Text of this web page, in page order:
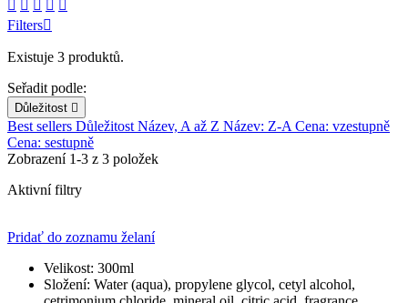
    
Filters
Existuje 3 produktů.
Seřadit podle:
Důležitost 
Best sellers Důležitost Název, A až Z Název: Z-A Cena: vzestupně
Cena: sestupně
Zobrazení 1-3 z 3 položek
Aktivní filtry
Pridať do zoznamu želaní
Velikost: 300ml
Složení: Water (aqua), propylene glycol, cetyl alcohol,